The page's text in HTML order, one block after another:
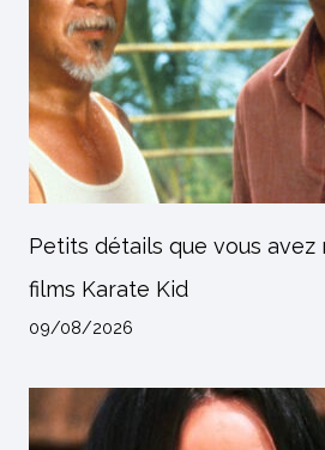
Petits détails que vous avez
films Karate Kid
09/08/2026